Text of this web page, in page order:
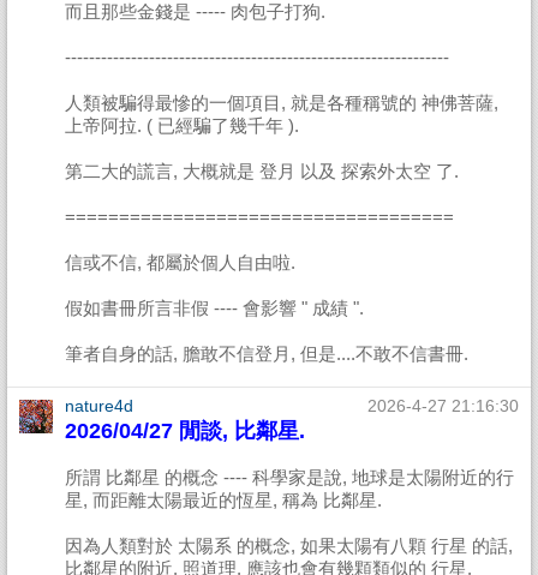
而且那些金錢是 ----- 肉包子打狗.
----------------------------------------------------------------
人類被騙得最慘的一個項目, 就是各種稱號的 神佛菩薩,
上帝阿拉. ( 已經騙了幾千年 ).
第二大的謊言, 大概就是 登月 以及 探索外太空 了.
====================================
信或不信, 都屬於個人自由啦.
假如書冊所言非假 ---- 會影響 " 成績 ".
筆者自身的話, 膽敢不信登月, 但是....不敢不信書冊.
nature4d 2026-4-27 21:16:30
2026/04/27 閒談, 比鄰星.
所謂 比鄰星 的概念 ---- 科學家是說, 地球是太陽附近的行
星, 而距離太陽最近的恆星, 稱為 比鄰星.
因為人類對於 太陽系 的概念, 如果太陽有八顆 行星 的話,
比鄰星的附近, 照道理, 應該也會有幾顆類似的 行星.